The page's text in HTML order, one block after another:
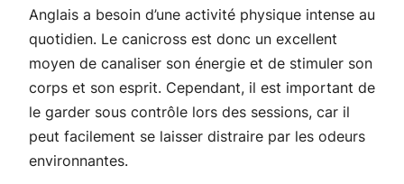
Anglais a besoin d’une activité physique intense au
quotidien. Le canicross est donc un excellent
moyen de canaliser son énergie et de stimuler son
corps et son esprit. Cependant, il est important de
le garder sous contrôle lors des sessions, car il
peut facilement se laisser distraire par les odeurs
environnantes.